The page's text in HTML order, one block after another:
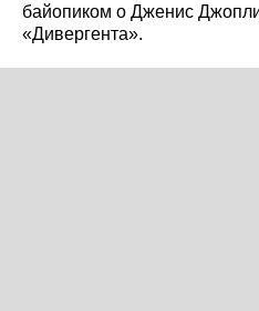
байопиком о Дженис
«Дивергента».